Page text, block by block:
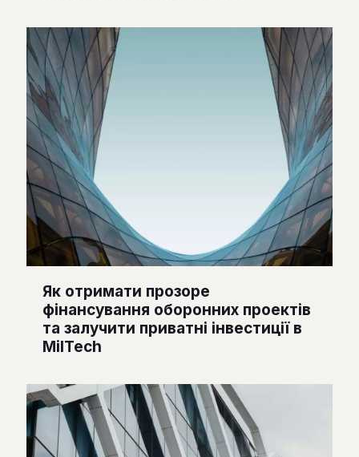
Як отримати прозоре
фінансування оборонних проектів
та залучити приватні інвестиції в
MilTech